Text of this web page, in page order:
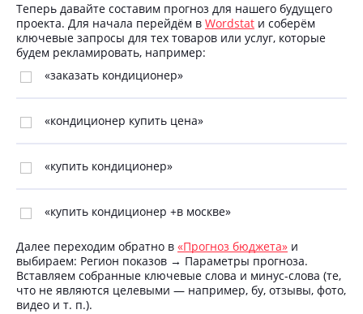
Теперь давайте составим прогноз для нашего будущего
проекта. Для начала перейдём в Wordstat и соберём
ключевые запросы для тех товаров или услуг, которые
будем рекламировать, например:
«заказать кондиционер»
«кондиционер купить цена»
«купить кондиционер»
«купить кондиционер +в москве»
Далее переходим обратно в «Прогноз бюджета» и
выбираем: Регион показов → Параметры прогноза.
Вставляем собранные ключевые слова и минус-слова (те,
что не являются целевыми — например, бу, отзывы, фото,
видео и т. п.).